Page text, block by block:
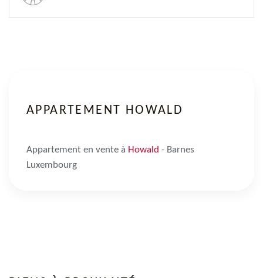
APPARTEMENT HOWALD
Appartement en vente à Howald - Barnes
Luxembourg